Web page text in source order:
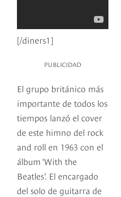
[/diners1]
PUBLICIDAD
El grupo británico más
importante de todos los
tiempos lanzó el cover
de este himno del rock
and roll en 1963 con el
álbum ‘With the
Beatles’. El encargado
del solo de guitarra de